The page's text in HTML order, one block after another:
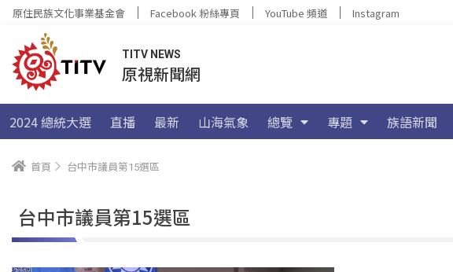
原住民族文化事業基金會 Facebook 粉絲專頁 YouTube 頻道 Instagram
TITV NEWS
原視新聞網
2024 總統大選 直播 最新 山海氣象 總覽 專題 族語新聞
首頁 台中市議員第15選區
台中市議員第15選區